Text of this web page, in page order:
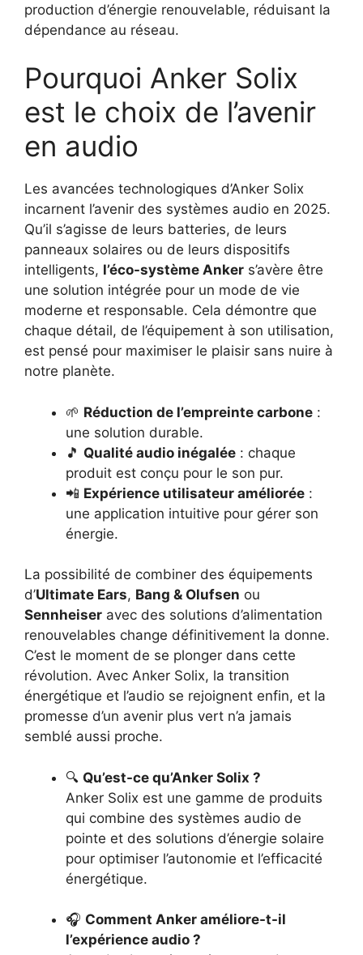
production d’énergie renouvelable, réduisant la
dépendance au réseau.
Pourquoi Anker Solix
est le choix de l’avenir
en audio
Les avancées technologiques d’Anker Solix
incarnent l’avenir des systèmes audio en 2025.
Qu’il s’agisse de leurs batteries, de leurs
panneaux solaires ou de leurs dispositifs
intelligents, l’éco-système Anker s’avère être
une solution intégrée pour un mode de vie
moderne et responsable. Cela démontre que
chaque détail, de l’équipement à son utilisation,
est pensé pour maximiser le plaisir sans nuire à
notre planète.
🌱 Réduction de l’empreinte carbone :
une solution durable.
🎵 Qualité audio inégalée : chaque
produit est conçu pour le son pur.
📲 Expérience utilisateur améliorée :
une application intuitive pour gérer son
énergie.
La possibilité de combiner des équipements
d’Ultimate Ears, Bang & Olufsen ou
Sennheiser avec des solutions d’alimentation
renouvelables change définitivement la donne.
C’est le moment de se plonger dans cette
révolution. Avec Anker Solix, la transition
énergétique et l’audio se rejoignent enfin, et la
promesse d’un avenir plus vert n’a jamais
semblé aussi proche.
🔍 Qu’est-ce qu’Anker Solix ?
Anker Solix est une gamme de produits
qui combine des systèmes audio de
pointe et des solutions d’énergie solaire
pour optimiser l’autonomie et l’efficacité
énergétique.
🎧 Comment Anker améliore-t-il
l’expérience audio ?